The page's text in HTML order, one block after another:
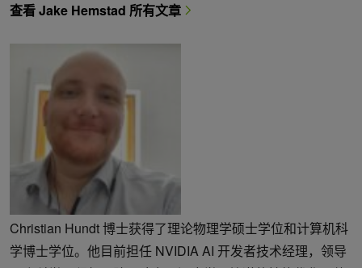
查看 Jake Hemstad 所有文章
Christian Hundt 博士获得了理论物理学硕士学位和计算机科
学博士学位。他目前担任 NVIDIA AI 开发者技术经理，领导